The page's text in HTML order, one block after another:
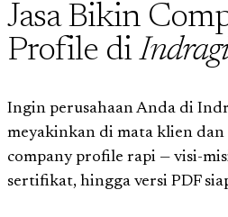
Jasa Bikin
Profile di
Ingin perusahaan Anda di
meyakinkan di mata klien
company profile rapi — visi-
sertifikat, hingga versi PDF